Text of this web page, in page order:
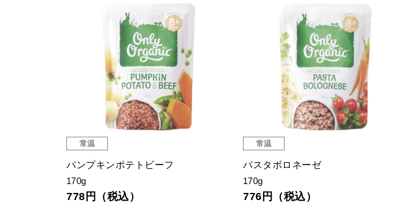
常温
キッズはみがきジェル ハッピーベ
リー
75ml
常温
あんこ屋さんの有機水ようかんこし
100g
193円（税込）